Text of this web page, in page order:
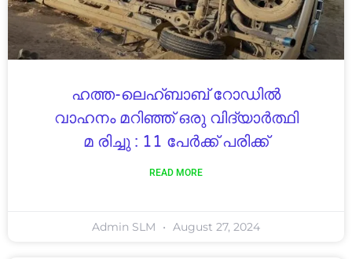
ഹത്ത-ലെഹ്ബാബ് റോഡിൽ
വാഹനം മറിഞ്ഞ് ഒരു വിദ്യാർത്ഥി
മ രിച്ചു : 11 പേർക്ക് പരിക്ക്
READ MORE
Admin SLM August 27, 2024